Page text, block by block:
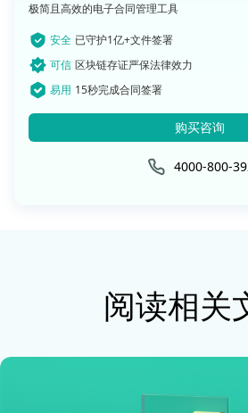
极简且高效的电子合同管理工具
安全 已守护1亿+文件签署
可信 区块链存证严保法律效力
易用 15秒完成合同签署
购买咨询
4000-800-
阅读相关